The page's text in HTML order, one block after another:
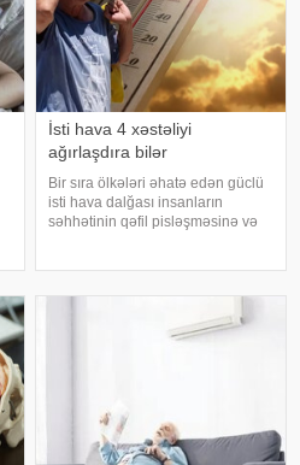
İsti hava 4 xəstəliyi
ağırlaşdıra bilər
Bir sıra ölkələri əhatə edən güclü
isti hava dalğası insanların
səhhətinin qəfil pisləşməsinə və
günvurma riski yaratmır. xarici